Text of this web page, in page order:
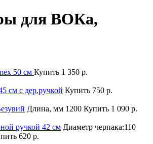
для ВОКа,
50 см Купить 1 350 р.
см с дер.ручкой Купить 750 р.
Длина, мм 1200 Купить 1 090 р.
ручкой 42 см Диаметр черпака:110
620 р.